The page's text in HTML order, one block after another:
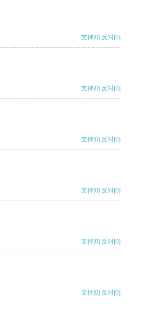
支持[0] 反对[0]
支持[0] 反对[0]
支持[0] 反对[0]
支持[0] 反对[0]
支持[0] 反对[0]
支持[0] 反对[0]